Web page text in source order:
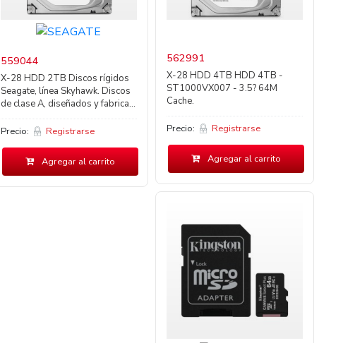
559044
X-28 HDD 2TB Discos rígidos
Seagate, línea Skyhawk. Discos
de clase A, diseñados y fabrica...
Precio: Registrarse
Agregar al carrito
562991
X-28 HDD 4TB HDD 4TB -
ST1000VX007 - 3.5? 64M
Cache.
Precio: Registrarse
Agregar al carrito